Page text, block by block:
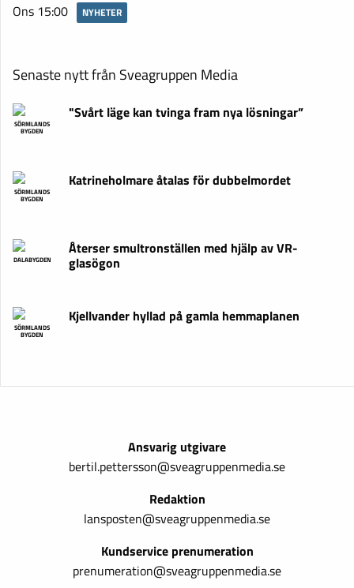
Ons 15:00
NYHETER
Senaste nytt från Sveagruppen Media
SÖRMLANDS
BYGDEN
"Svårt läge kan tvinga fram nya lösningar”
SÖRMLANDS
BYGDEN
Katrineholmare åtalas för dubbelmordet
DALABYGDEN
Återser smultronställen med hjälp av VR-
glasögon
SÖRMLANDS
BYGDEN
Kjellvander hyllad på gamla hemmaplanen
Ansvarig utgivare
bertil.pettersson@sveagruppenmedia.se
Redaktion
lansposten@sveagruppenmedia.se
Kundservice prenumeration
prenumeration@sveagruppenmedia.se